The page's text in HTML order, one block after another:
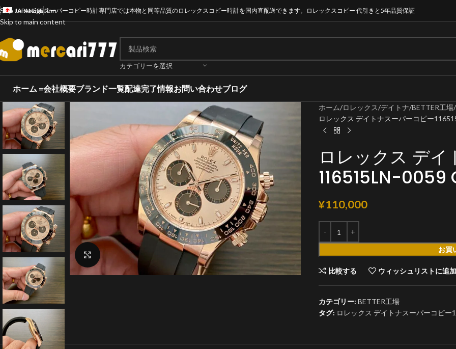
Skip to navigation
Skip to main content
JAPANESEスーパーコピー時計専門店では本物と同等品質のロレックスコピー時計を国内直配送できます。ロレックスコピー 代引きと5年品質保証
カテゴリーを選択
ホーム =会社概要ブランド一覧配達完了情報お問い合わせブログ
クリックで拡大
ホーム ロレックス デイトナ BETTER工場
ロレックス デイトナスーパーコピー
ロレックス デ
116515LN-0059
¥110,000
お買
比較する ウィッシュリストに追
カテゴリー: BETTER工場
タグ: ロレックス デイトナスーパーコピ